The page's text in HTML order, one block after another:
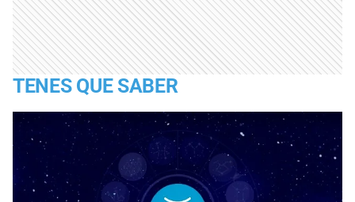
TENES QUE SABER